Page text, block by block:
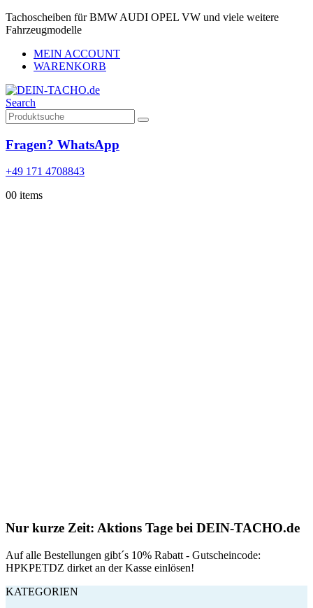
Tachoscheiben für BMW AUDI OPEL VW und viele weitere
Fahrzeugmodelle
MEIN ACCOUNT
WARENKORB
Search
Fragen? WhatsApp
+49 171 4708843
00 items
Nur kurze Zeit: Aktions Tage bei DEIN-TACHO.de
Auf alle Bestellungen gibt´s 10% Rabatt - Gutscheincode:
HPKPETDZ dirket an der Kasse einlösen!
KATEGORIEN